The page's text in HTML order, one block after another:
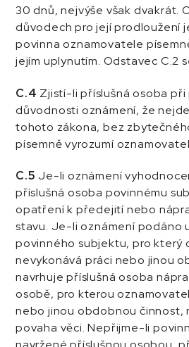
30 dnů, nejvýše však dvakrát.
důvodech pro její prodloužení
povinna oznamovatele
jejím uplynutím. Odstavec C.2
C.4 Zjistí-li příslušná osoba při
důvodnosti oznámení, že
tohoto zákona, bez
písemně vyrozumí
C.5 Je-li oznámení
příslušná osoba povinnému
opatření k předejití nebo
stavu. Je-li oznámení podáno
povinného subjektu, pro který
nevykonává práci nebo jinou
navrhuje příslušná osoba
osobě, pro kterou
nebo jinou obdobnou činnost,
povaha věci. Nepřijme-li